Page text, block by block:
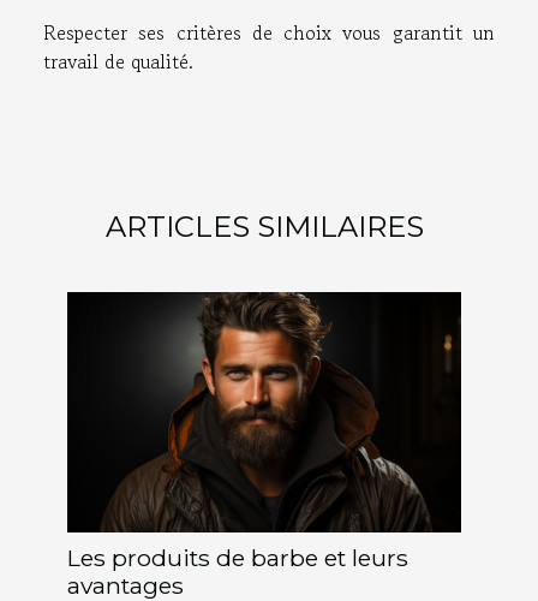
Respecter ses critères de choix vous garantit un
travail de qualité.
ARTICLES SIMILAIRES
Les produits de barbe et leurs
avantages